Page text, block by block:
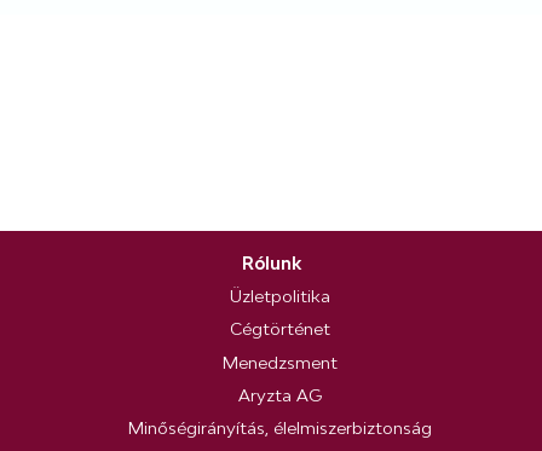
Rólunk
Üzletpolitika
Cégtörténet
Menedzsment
Aryzta AG
Minőségirányítás, élelmiszerbiztonság